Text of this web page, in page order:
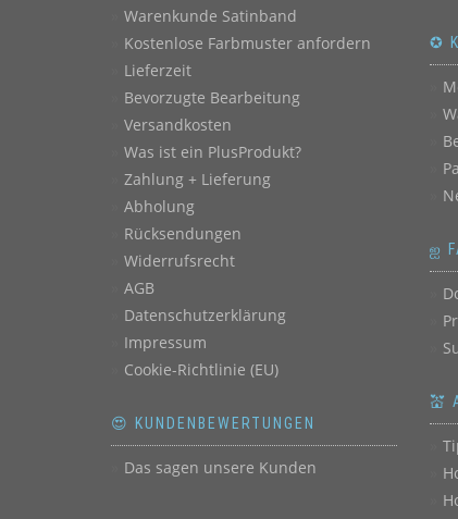
Warenkunde Satinband
Kostenlose Farbmuster anfordern
Lieferzeit
Bevorzugte Bearbeitung
Versandkosten
Was ist ein PlusProdukt?
Zahlung + Lieferung
Abholung
Rücksendungen
Widerrufsrecht
AGB
Datenschutzerklärung
Impressum
Cookie-Richtlinie (EU)
😍 KUNDENBEWERTUNGEN
Das sagen unsere Kunden
✪
ஐ
💒